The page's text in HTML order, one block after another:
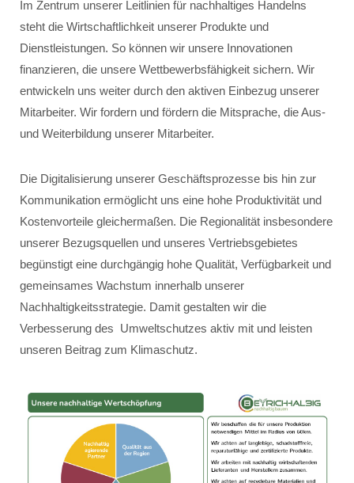
Im Zentrum unserer Leitlinien für nachhaltiges Handelns
steht die Wirtschaftlichkeit unserer Produkte und
Dienstleistungen. So können wir unsere Innovationen
finanzieren, die unsere Wettbewerbsfähigkeit sichern. Wir
entwickeln uns weiter durch den aktiven Einbezug unserer
Mitarbeiter. Wir fordern und fördern die Mitsprache, die Aus-
und Weiterbildung unserer Mitarbeiter.
Die Digitalisierung unserer Geschäftsprozesse bis hin zur
Kommunikation ermöglicht uns eine hohe Produktivität und
Kostenvorteile gleichermaßen. Die Regionalität insbesondere
unserer Bezugsquellen und unseres Vertriebsgebietes
begünstigt eine durchgängig hohe Qualität, Verfügbarkeit und
gemeinsames Wachstum innerhalb unserer
Nachhaltigkeitsstrategie. Damit gestalten wir die
Verbesserung des Umweltschutzes aktiv mit und leisten
unseren Beitrag zum Klimaschutz.